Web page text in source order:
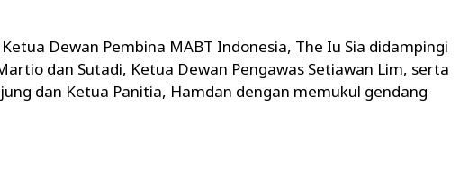
Dewan Pembina MABT Indonesia, The Iu Sia didampingi
dan Sutadi, Ketua Dewan Pengawas Setiawan Lim, serta
dan Ketua Panitia, Hamdan dengan memukul gendang